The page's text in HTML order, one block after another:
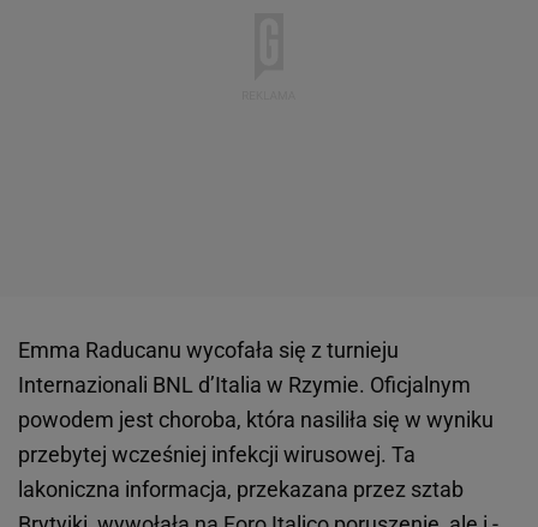
Emma Raducanu wycofała się z turnieju
Internazionali BNL d’Italia w Rzymie. Oficjalnym
powodem jest choroba, która nasiliła się w wyniku
przebytej wcześniej infekcji wirusowej. Ta
lakoniczna informacja, przekazana przez sztab